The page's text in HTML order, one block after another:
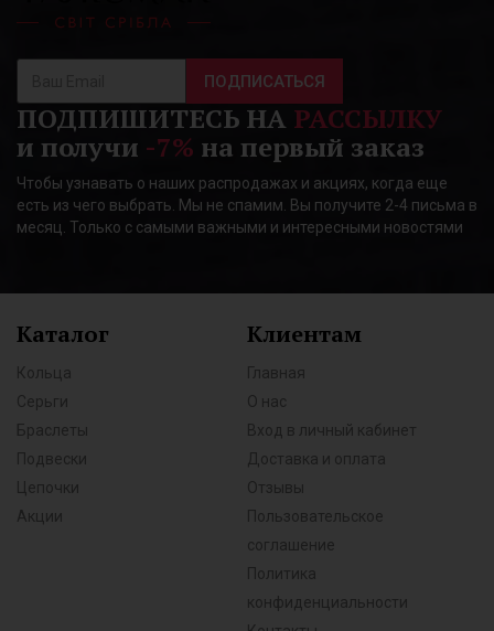
ПОДПИСАТЬСЯ
ПОДПИШИТЕСЬ НА РАССЫЛКУ
и получи -7% на первый заказ
Чтобы узнавать о наших распродажах и акциях, когда еще
есть из чего выбрать. Мы не спамим. Вы получите 2-4 письма в
месяц. Только с самыми важными и интересными новостями
Каталог
Кольца
Серьги
Браслеты
Подвески
Цепочки
Акции
Клиентам
Главная
О нас
Вход в личный кабинет
Доставка и оплата
Отзывы
Пользовательское
соглашение
Политика
конфиденциальности